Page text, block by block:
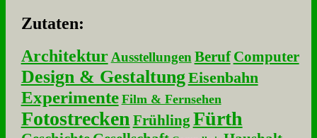
Zu­ta­ten:
Architektur Ausstellungen Beruf Computer
Design & GestaltungEisenbahn
Experimente Film & Fernsehen
Fotostrecken Frühling Fürth